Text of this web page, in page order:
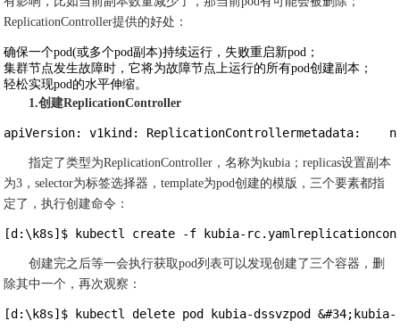
ReplicationController提供的好处：
确保一个pod(或多个pod副本)持续运行，失败重启新pod；
集群节点发生故障时，它将为故障节点上运行的所有pod创建副本；
轻松实现pod的水平伸缩。
1.创建ReplicationController
apiVersion: v1kind:
指定了类型为ReplicationController，名称为kubia；replicas设置副本
为3，selector为标签选择器，template为pod创建的模版，三个要素都指
定了，执行创建命令：
[d:\k8s]$ kubectl create -f kubia-
创建完之后等一会执行获取pod列表可以发现创建了三个容器，删
除其中一个，再次观察：
[d:\k8s]$ kubectl delete pod kubia-dssvzpod